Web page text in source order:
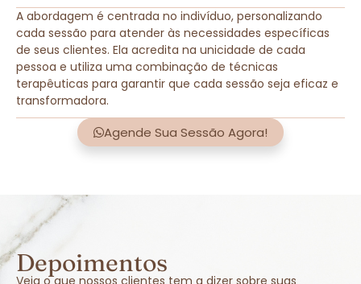
A abordagem é centrada no indivíduo, personalizando
cada sessão para atender às necessidades específicas
de seus clientes. Ela acredita na unicidade de cada
pessoa e utiliza uma combinação de técnicas
terapêuticas para garantir que cada sessão seja eficaz e
transformadora.
Agende Sua Sessão Agora!
Depoimentos